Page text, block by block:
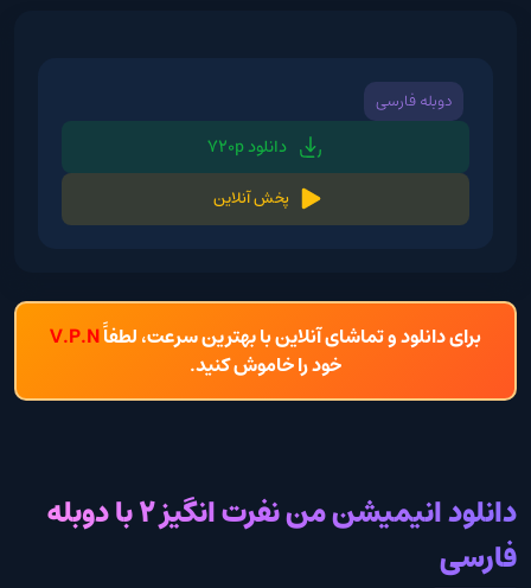
دوبله فارسی
دانلود 720p
پخش آنلاین
برای دانلود و تماشای آنلاین با بهترین سرعت، لطفاًV.P.N
خود را خاموش کنید.
دانلود انیمیشن من نفرت انگیز 2 با دوبله
فارسی